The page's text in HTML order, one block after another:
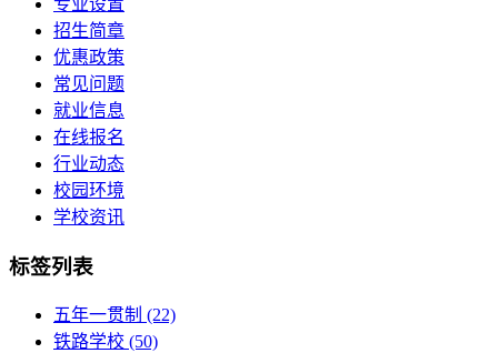
招生简章
优惠政策
常见问题
就业信息
在线报名
行业动态
校园环境
学校资讯
标签列表
五年一贯制 (22)
铁路学校 (50)